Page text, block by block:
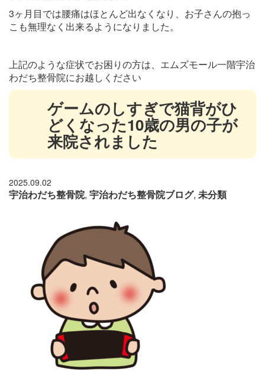
3ヶ月目では腰痛はほとんど出なくなり、お子さんの抱っ
こも無理なく出来るようになりました。
上記のような症状でお困りの方は、エムズモール一階宇治
わだち整骨院にお越しください
ゲームのしすぎで猫背がひ
どくなった10歳の男の子が
来院されました
2025.09.02
宇治わだち整骨院, 宇治わだち整骨院ブログ, 未分類